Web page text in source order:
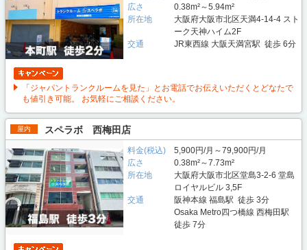
広さ
0.38m²～5.94m²
所在地
大阪府大阪市北区天満4-14-4 スト
ーク天神ハイム2F
交通
JR東西線 大阪天満宮駅 徒歩 6分
「ジャパントランクルームを見た」とお電話でお伝えいただくとどなたで
も値引き可能。 お気軽にご相談ください。
屋内 スペラボ 西梅田店
料金(税込)
5,900円/月～79,900円/月
広さ
0.38m²～7.73m²
所在地
大阪府大阪市北区堂島3-2-6 堂島
ロイヤルビル 3,5F
交通
阪神本線 福島駅 徒歩 3分
Osaka Metro四つ橋線 西梅田駅
徒歩 7分